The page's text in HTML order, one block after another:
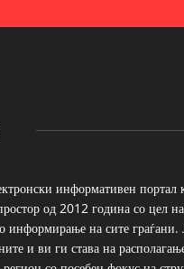
информативен портал
од 2012 година со цел
информирање на сите граѓани.
и ви ги става на